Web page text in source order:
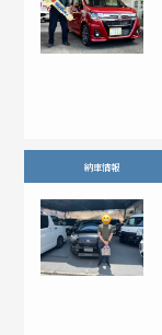
納車情報